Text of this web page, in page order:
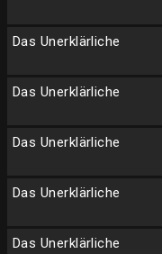
Das Unerklärliche
Das Unerklärliche
Das Unerklärliche
Das Unerklärliche
Das Unerklärliche